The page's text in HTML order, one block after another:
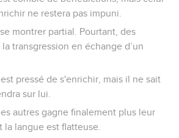
ne restera pas impuni.
montrer partial. Pourtant, des
transgression en échange d’un
pressé de s'enrichir, mais il ne sait
sur lui.
autres gagne finalement plus leur
langue est flatteuse.